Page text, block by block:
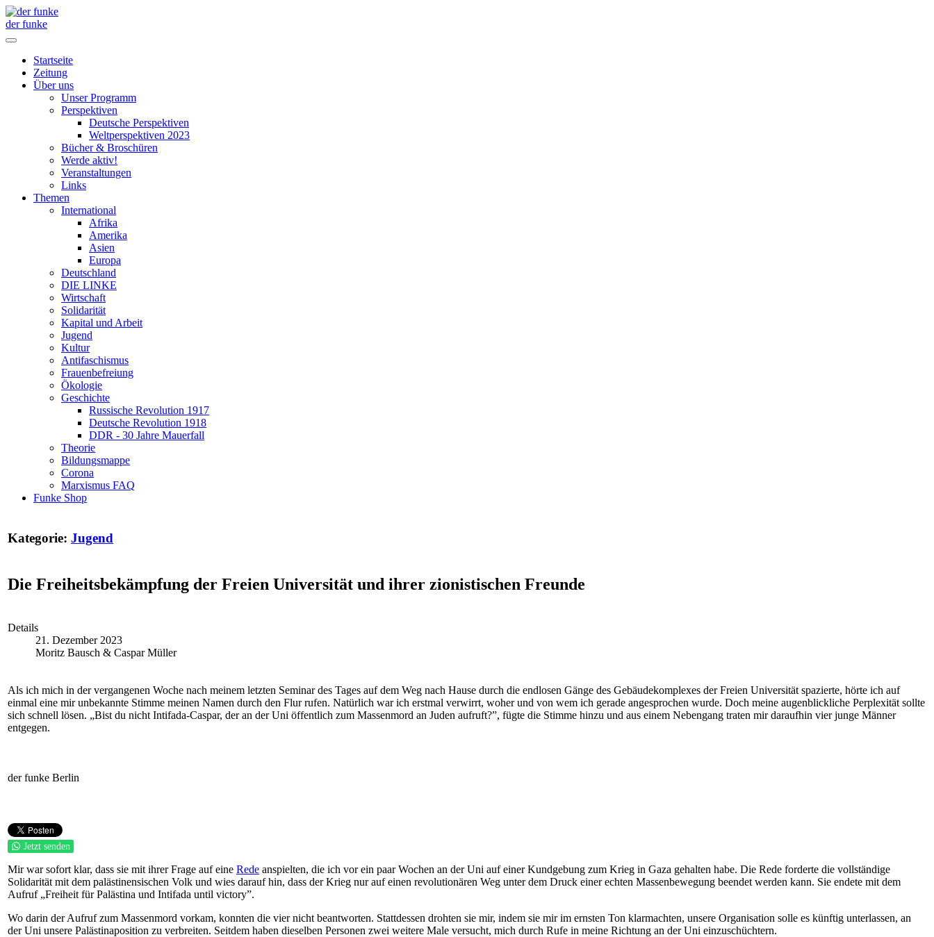
der funke
Startseite
Zeitung
Über uns
Unser Programm
Perspektiven
Deutsche Perspektiven
Weltperspektiven 2023
Bücher & Broschüren
Werde aktiv!
Veranstaltungen
Links
Themen
International
Afrika
Amerika
Asien
Europa
Deutschland
DIE LINKE
Wirtschaft
Solidarität
Kapital und Arbeit
Jugend
Kultur
Antifaschismus
Frauenbefreiung
Ökologie
Geschichte
Russische Revolution 1917
Deutsche Revolution 1918
DDR - 30 Jahre Mauerfall
Theorie
Bildungsmappe
Corona
Marxismus FAQ
Funke Shop
Kategorie: Jugend
Die Freiheitsbekämpfung der Freien Universität und ihrer zionistischen Freunde
Details
21. Dezember 2023
Moritz Bausch & Caspar Müller
Als ich mich in der vergangenen Woche nach meinem letzten Seminar des Tages auf dem Weg nach Hause durch die endlosen Gänge des Gebäudekomplexes der Freien Universität spazierte, hörte ich auf
einmal eine mir unbekannte Stimme meinen Namen durch den Flur rufen. Natürlich war ich erstmal verwirrt, woher und von wem ich gerade angesprochen wurde. Doch meine augenblickliche Perplexität sollte
sich schnell lösen. „Bist du nicht Intifada-Caspar, der an der Uni öffentlich zum Massenmord an Juden aufruft?”, fügte die Stimme hinzu und aus einem Nebengang traten mir daraufhin vier junge Männer
entgegen.
der funke Berlin
Jetzt senden
Mir war sofort klar, dass sie mit ihrer Frage auf eine Rede anspielten, die ich vor ein paar Wochen an der Uni auf einer Kundgebung zum Krieg in Gaza gehalten habe. Die Rede forderte die vollständige
Solidarität mit dem palästinensischen Volk und wies darauf hin, dass der Krieg nur auf einen revolutionären Weg unter dem Druck einer echten Massenbewegung beendet werden kann. Sie endete mit dem
Aufruf „Freiheit für Palästina und Intifada until victory”.
Wo darin der Aufruf zum Massenmord vorkam, konnten die vier nicht beantworten. Stattdessen drohten sie mir, indem sie mir im ernsten Ton klarmachten, unsere Organisation solle es künftig unterlassen, an
der Uni unsere Palästinaposition zu verbreiten. Seitdem haben dieselben Personen zwei weitere Male versucht, mich durch Rufe in meine Richtung an der Uni einzuschüchtern.